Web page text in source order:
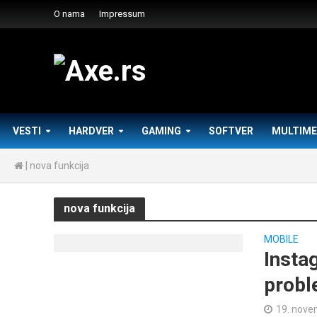
O nama Impressum
VESTI HARDVER GAMING SOFTVER
nova funkcija
nova funkcija
MOBILE
19.